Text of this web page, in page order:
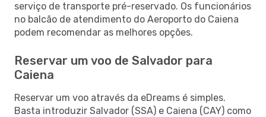
serviço de transporte pré-reservado. Os funcionários
no balcão de atendimento do Aeroporto do Caiena
podem recomendar as melhores opções.
Reservar um voo de Salvador para
Caiena
Reservar um voo através da eDreams é simples.
Basta introduzir Salvador (SSA) e Caiena (CAY) como